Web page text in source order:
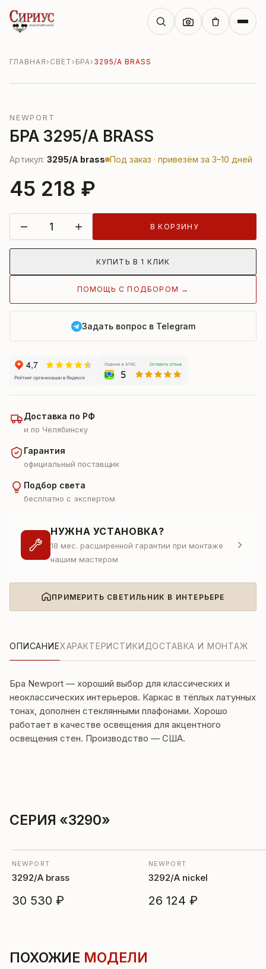
ГЛАВНАЯ› СВЕТ› БРА› 3295/A BRASS
NEWPORT
БРА 3295/A BRASS
Артикул: 3295/A brass Под заказ · привезём за 3–10 дней
45 218 ₽
− + В КОРЗИНУ
КУПИТЬ В 1 КЛИК
ПОМОЩЬ С ПОДБОРОМ →
Задать вопрос в Telegram
Доставка по РФ
и по Челябинску
Гарантия
официальный поставщик
Подбор света
бесплатно с экспертом
НУЖНА УСТАНОВКА?
18 мес. расширенной гарантии при монтаже
нашим мастером
ПРИМЕРИТЬ СВЕТИЛЬНИК В ИНТЕРЬЕРЕ
ОПИСАНИЕХАРАКТЕРИСТИКИДОСТАВКА И МОНТАЖ
Бра Newport — хороший выбор для классических и
неоклассических интерьеров. Каркас в тёплых латунных
тонах, дополнен стеклянными плафонами. Хорошо
работает в качестве освещения для акцентного
освещения стен. Производство — США.
СЕРИЯ «3290»
NEWPORT
3292/A brass
30 530 ₽
NEWPORT
3292/A nickel
26 124 ₽
ПОХОЖИЕ МОДЕЛИ